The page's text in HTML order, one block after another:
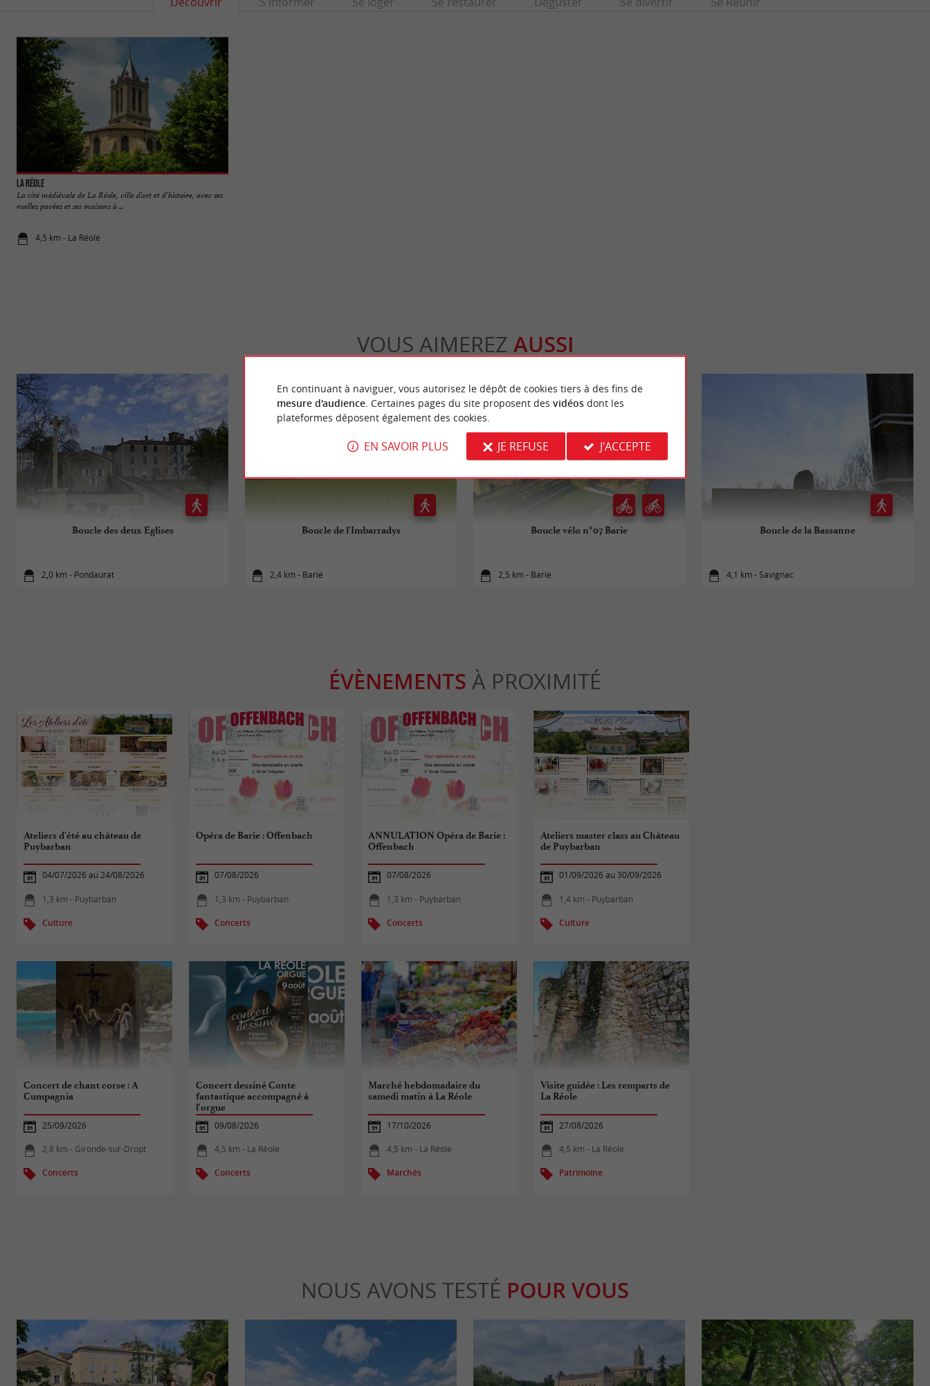
La Réole
La cité médiévale de La Réole, ville d’art et d’histoire, avec ses
ruelles pavées et ses maisons à ...
4,5 km - La Réole
VOUS AIMEREZ AUSSI
Boucle des deux Eglises
2,0 km - Pondaurat
Boucle de l'Imbarradys
2,4 km - Barie
Boucle vélo n°07 Barie
2,5 km - Barie
Boucle de la Bassanne
4,1 km - Savignac
ÉVÈNEMENTS À PROXIMITÉ
Ateliers d'été au château de
Puybarban
04/07/2026 au 24/08/2026
1,3 km - Puybarban
Culture
Opéra de Barie : Offenbach
07/08/2026
1,3 km - Puybarban
Concerts
ANNULATION Opéra de Barie :
Offenbach
07/08/2026
1,3 km - Puybarban
Concerts
Ateliers master class au Château
de Puybarban
01/09/2026 au 30/09/2026
1,4 km - Puybarban
Culture
Concert de chant corse : A
Cumpagnia
25/09/2026
2,8 km - Gironde-sur-Dropt
Concerts
Concert dessiné Conte
fantastique accompagné à
l'orgue
09/08/2026
4,5 km - La Réole
Concerts
Marché hebdomadaire du
samedi matin à La Réole
17/10/2026
4,5 km - La Réole
Marchés
Visite guidée : Les remparts de
La Réole
27/08/2026
4,5 km - La Réole
Patrimoine
NOUS AVONS TESTÉ POUR VOUS
En continuant à naviguer, vous autorisez le dépôt de cookies tiers à des fins de
mesure d'audience. Certaines pages du site proposent des vidéosdont les
plateformes déposent également des cookies.
EN SAVOIR PLUS JE REFUSE J'ACCEPTE